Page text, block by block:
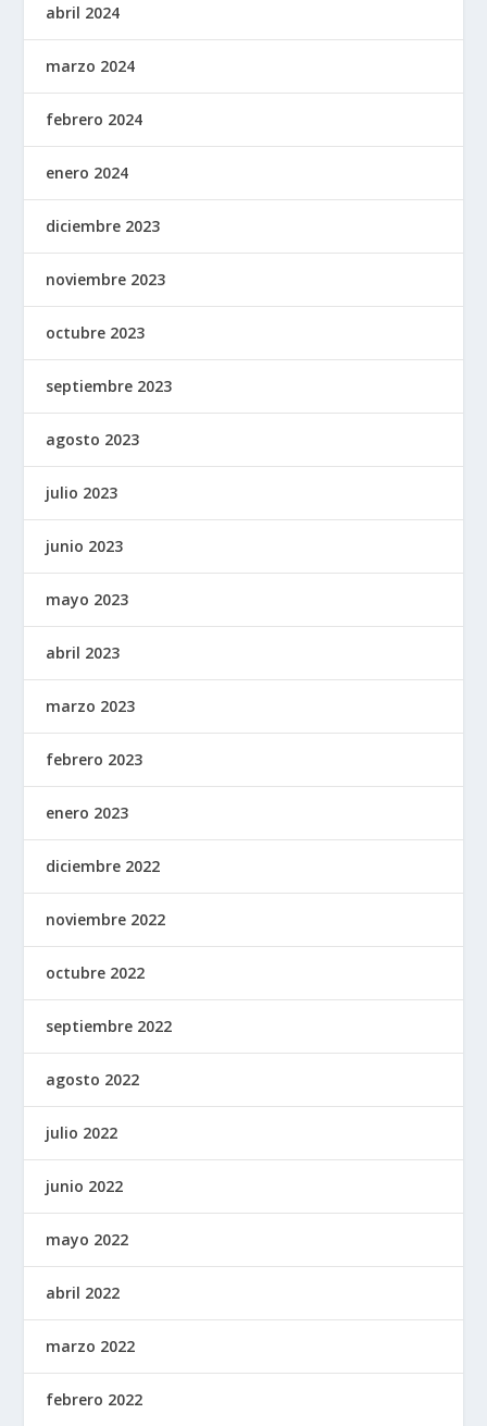
abril 2024
marzo 2024
febrero 2024
enero 2024
diciembre 2023
noviembre 2023
octubre 2023
septiembre 2023
agosto 2023
julio 2023
junio 2023
mayo 2023
abril 2023
marzo 2023
febrero 2023
enero 2023
diciembre 2022
noviembre 2022
octubre 2022
septiembre 2022
agosto 2022
julio 2022
junio 2022
mayo 2022
abril 2022
marzo 2022
febrero 2022